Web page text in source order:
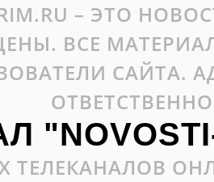
– ЭТО
ВСЕ
САЙТА.
ТЕЛЕКАНАЛОВ